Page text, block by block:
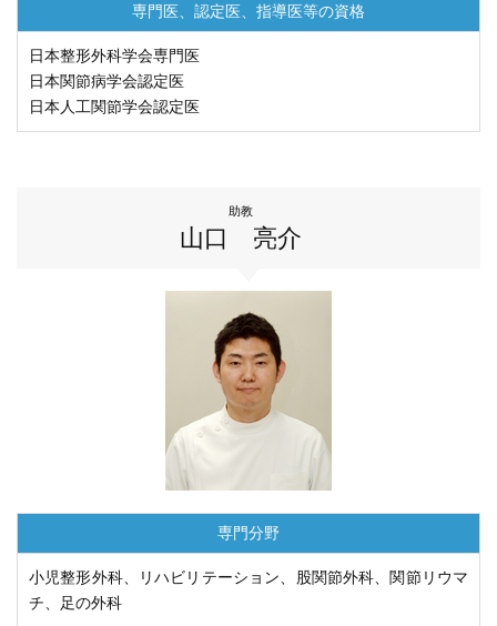
専門医、認定医、 指導医等の資格
⽇本整形外科学会専⾨医
日本関節病学会認定医
日本人工関節学会認定医
助教
山口 亮介
専門分野
小児整形外科、リハビリテーション、股関節外科、関節リウマ
チ、足の外科